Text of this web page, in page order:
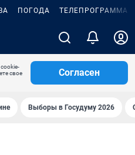
ПОГОДА ТЕЛЕПРОГРАММА
свое
Согласен
Выборы в Госудуму 2026